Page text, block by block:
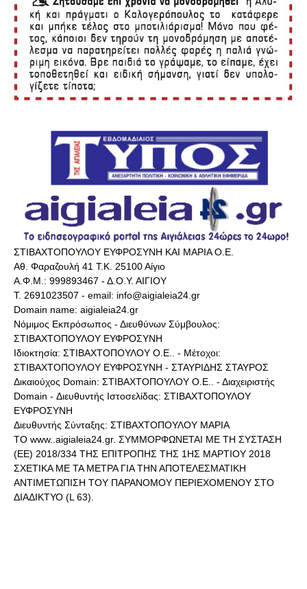
ΣΤΙΒΑΧΤΟΠΟΥΛΟΥ ΕΥΦΡΟΣΥΝΗ ΚΑΙ ΜΑΡΙΑ Ο.Ε.
Αθ. Φαραζουλή 41 Τ.Κ. 25100 Αίγιο
Α.Φ.Μ.: 999893467 - Δ.Ο.Υ. ΑΙΓΙΟΥ
Τ. 2691023507 - email: info@aigialeia24.gr
Domain name: aigialeia24.gr
Νόμιμος Εκπρόσωπος - Διευθύνων Σύμβουλος:
ΣΤΙΒΑΧΤΟΠΟΥΛΟΥ ΕΥΦΡΟΣΥΝΗ
Ιδιοκτησία: ΣΤΙΒΑΧΤΟΠΟΥΛΟΥ Ο.Ε.. - Μέτοχοι:
ΣΤΙΒΑΧΤΟΠΟΥΛΟΥ ΕΥΦΡΟΣΥΝΗ - ΣΤΑΥΡΙΔΗΣ ΣΤΑΥΡΟΣ
Δικαιούχος Domain: ΣΤΙΒΑΧΤΟΠΟΥΛΟΥ Ο.Ε.. - Διαχειριστής
Domain - Διευθυντής Ιστοσελίδας: ΣΤΙΒΑΧΤΟΠΟΥΛΟΥ
ΕΥΦΡΟΣΥΝΗ
Διευθυντής Σύνταξης: ΣΤΙΒΑΧΤΟΠΟΥΛΟΥ ΜΑΡΙΑ
ΤΟ www..aigialeia24.gr. ΣΥΜΜΟΡΦΩΝΕΤΑΙ ΜΕ ΤΗ ΣΥΣΤΑΣΗ
(ΕΕ) 2018/334 ΤΗΣ ΕΠΙΤΡΟΠΗΣ ΤΗΣ 1ΗΣ ΜΑΡΤΙΟΥ 2018
ΣΧΕΤΙΚΑ ΜΕ ΤΑ ΜΕΤΡΑ ΓΙΑ ΤΗΝ ΑΠΟΤΕΛΕΣΜΑΤΙΚΗ
ΑΝΤΙΜΕΤΩΠΙΣΗ ΤΟΥ ΠΑΡΑΝΟΜΟΥ ΠΕΡΙΕΧΟΜΕΝΟΥ ΣΤΟ
ΔΙΑΔΙΚΤΥΟ (L 63).